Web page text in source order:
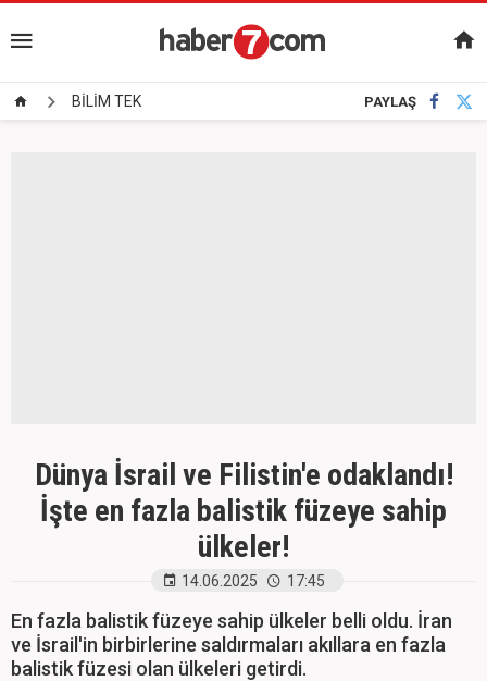
BİLİM TEK PAYLAŞ
Dünya İsrail ve Filistin'e odaklandı!
İşte en fazla balistik füzeye sahip
ülkeler!
14.06.2025 17:45
En fazla balistik füzeye sahip ülkeler belli oldu. İran
ve İsrail'in birbirlerine saldırmaları akıllara en fazla
balistik füzesi olan ülkeleri getirdi.